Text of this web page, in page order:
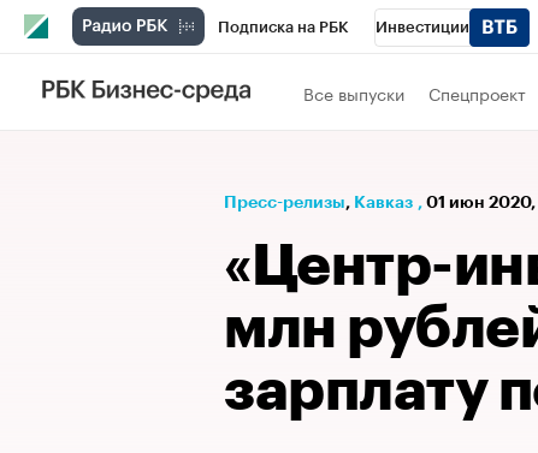
Подписка на РБК Инвестиции
РБК Вино
Проверка контрагентов
Все выпуски Спецпроект
Пресс-релизы⁠, Кавказ , 01 июн 2020,
«Центр-
млн
зарплату